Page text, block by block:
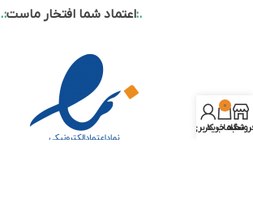
.:اعتماد شما افتخار ماست:.
0
سبد خرید
حساب کاربری من